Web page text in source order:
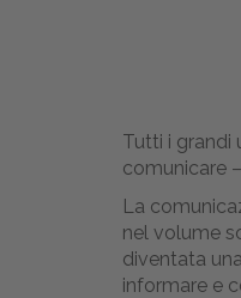
Tutti i grandi
comunicare
La
nel volume
diventata
informare e